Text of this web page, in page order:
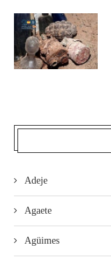
Adeje
Agaete
Agüimes